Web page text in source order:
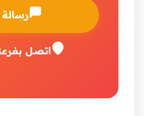
اتصل